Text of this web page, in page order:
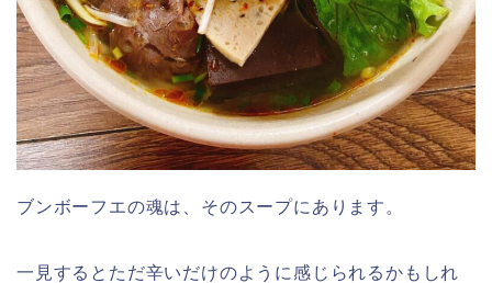
ブンボーフエの魂は、そのスープにあります。
一見するとただ辛いだけのように感じられるかもしれ